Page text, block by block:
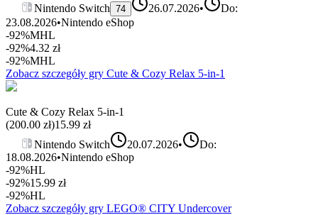
Nintendo Switch 74 26.07.2026•
Do:
23.08.2026•Nintendo eShop
-92%MHL
-92%4.32 zł
-92%MHL
Zobacz szczegóły gry Cute & Cozy Relax 5‑in‑1
Cute & Cozy Relax 5‑in‑1
(200.00 zł)15.99 zł
Nintendo Switch
20.07.2026•
Do:
18.08.2026•Nintendo eShop
-92%HL
-92%15.99 zł
-92%HL
Zobacz szczegóły gry LEGO® CITY Undercover